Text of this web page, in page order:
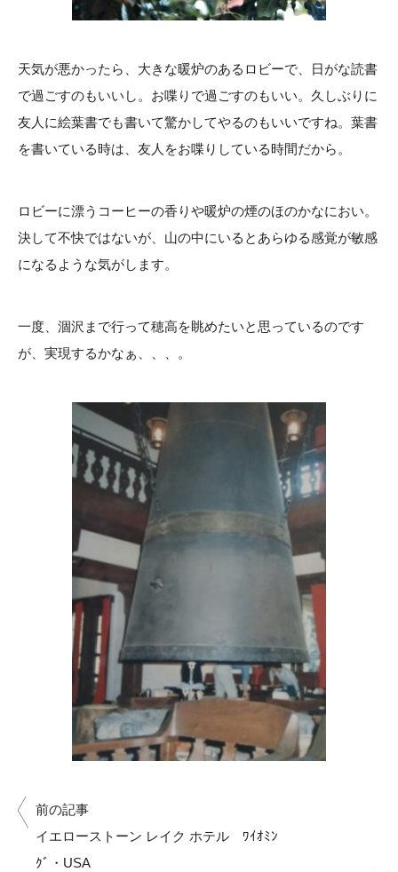
天気が悪かったら、大きな暖炉のあるロビーで、日がな読書
で過ごすのもいいし。お喋りで過ごすのもいい。久しぶりに
友人に絵葉書でも書いて驚かしてやるのもいいですね。葉書
を書いている時は、友人をお喋りしている時間だから。
ロビーに漂うコーヒーの香りや暖炉の煙のほのかなにおい。
決して不快ではないが、山の中にいるとあらゆる感覚が敏感
になるような気がします。
一度、涸沢まで行って穂高を眺めたいと思っているのです
が、実現するかなぁ、、、。
前の記事
イエローストーン レイク ホテル ﾜｲｵﾐﾝ
ｸﾞ・USA